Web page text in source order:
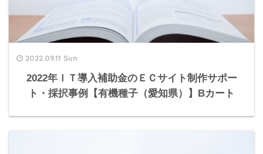
2022.09.11 Sun
2022年ＩＴ導入補助金のＥＣサイト制作サポー
ト・採択事例【有機種子（愛知県）】Bカート